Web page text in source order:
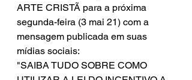
ARTE CRISTÃ para a próxima
segunda-feira (3 mai 21) com a
mensagem publicada em suas
mídias sociais:
"SAIBA TUDO SOBRE COMO